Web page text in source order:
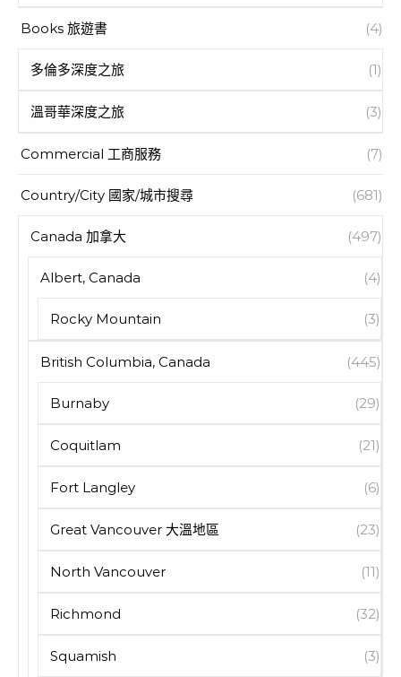
Books 旅遊書 (4)
多倫多深度之旅 (1)
溫哥華深度之旅 (3)
Commercial 工商服務 (7)
Country/City 國家/城市搜尋 (681)
Canada 加拿大 (497)
Albert, Canada (4)
Rocky Mountain (3)
British Columbia, Canada (445)
Burnaby (29)
Coquitlam (21)
Fort Langley (6)
Great Vancouver 大溫地區 (23)
North Vancouver (11)
Richmond (32)
Squamish (3)